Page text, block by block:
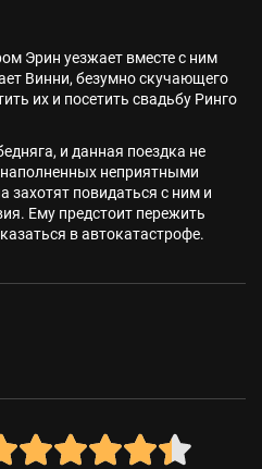
Эрин уезжает вместе с ним
Винни, безумно скучающего
их и посетить свадьбу Ринго
и данная поездка не
неприятными
повидаться с ним и
Ему предстоит пережить
в автокатастрофе.